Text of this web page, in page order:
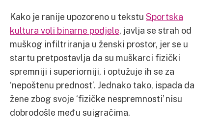
Kako je ranije upozoreno u tekstu Sportska
kultura voli binarne podjele, javlja se strah od
muškog infiltriranja u ženski prostor, jer se u
startu pretpostavlja da su muškarci fizički
spremniji i superiorniji, i optužuje ih se za
‘nepoštenu prednost’. Jednako tako, ispada da
žene zbog svoje ‘fizičke nespremnosti’ nisu
dobrodošle među suigračima.